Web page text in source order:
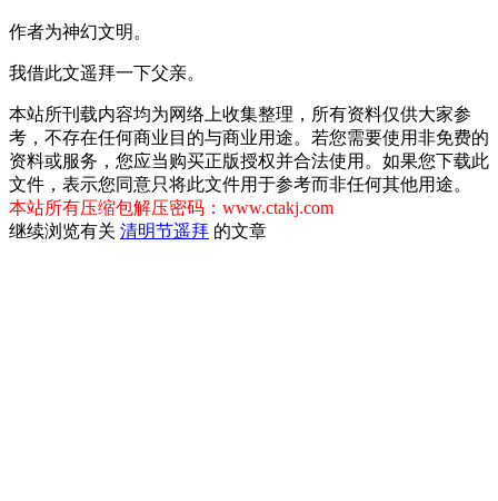
作者为神幻文明。
我借此文遥拜一下父亲。
本站所刊载内容均为网络上收集整理，所有资料仅供大家参
考，不存在任何商业目的与商业用途。若您需要使用非免费的
资料或服务，您应当购买正版授权并合法使用。如果您下载此
文件，表示您同意只将此文件用于参考而非任何其他用途。
本站所有压缩包解压密码：www.ctakj.com
继续浏览有关 清明节遥拜 的文章